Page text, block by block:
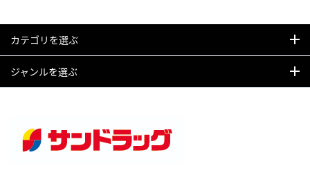
カテゴリを選ぶ
ジャンルを選ぶ